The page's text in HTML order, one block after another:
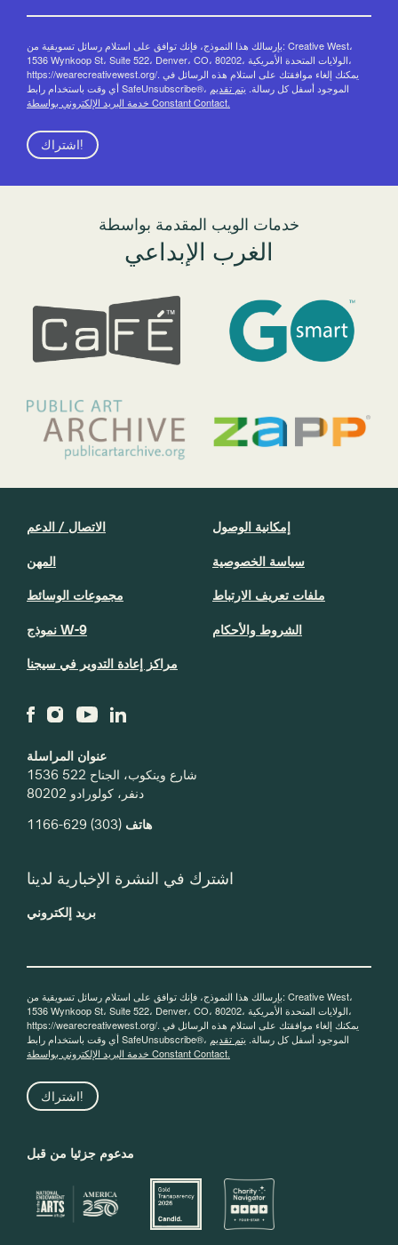
بإرسالك هذا النموذج، فإنك توافق على استلام رسائل تسويقية من: Creative West،
1536 Wynkoop St، Suite 522، Denver، CO، 80202، الولايات المتحدة الأمريكية،
https://wearecreativewest.org/. يمكنك إلغاء موافقتك على استلام هذه الرسائل في
أي وقت باستخدام رابط SafeUnsubscribe®، الموجود أسفل كل رسالة. يتم تقديم
خدمة البريد الإلكتروني بواسطة Constant Contact.
اشتراك!
خدمات الويب المقدمة بواسطة
الغرب الإبداعي
عنوان المراسلة
1536 شارع وينكوب، الجناح 522
دنفر، كولورادو 80202
هاتف (303) 629-1166
الاتصال / الدعم
المهن
مجموعات الوسائط
نموذج W-9
مراكز إعادة التدوير في سيجنا
إمكانية الوصول
سياسة الخصوصية
ملفات تعريف الارتباط
الشروط والأحكام
اشترك في النشرة الإخبارية لدينا
بريد إلكتروني
بإرسالك هذا النموذج، فإنك توافق على استلام رسائل تسويقية من: Creative West،
1536 Wynkoop St، Suite 522، Denver، CO، 80202، الولايات المتحدة الأمريكية،
https://wearecreativewest.org/. يمكنك إلغاء موافقتك على استلام هذه الرسائل في
أي وقت باستخدام رابط SafeUnsubscribe®، الموجود أسفل كل رسالة. يتم تقديم
خدمة البريد الإلكتروني بواسطة Constant Contact.
اشتراك!
مدعوم جزئيا من قبل